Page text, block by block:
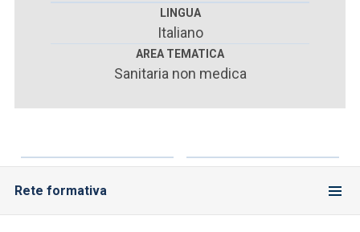
ACCEDI ALLA MAIL ICATT
ACCEDI A CLOUDMAIL
LINGUA
Italiano
AREA TEMATICA
Sanitaria non medica
Rete formativa